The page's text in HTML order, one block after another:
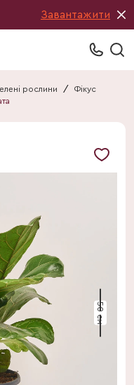
Завантажити
рослини /
Фікус
50 см